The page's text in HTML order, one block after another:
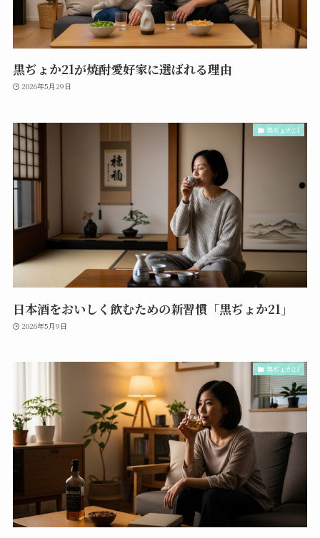
黒ぢょか21が焼酎愛好家に選ばれる理由
2026年5月29日
黒ぢょか21
日本酒をおいしく飲むための新習慣「黒ぢょか21」
2026年5月9日
黒ぢょか21